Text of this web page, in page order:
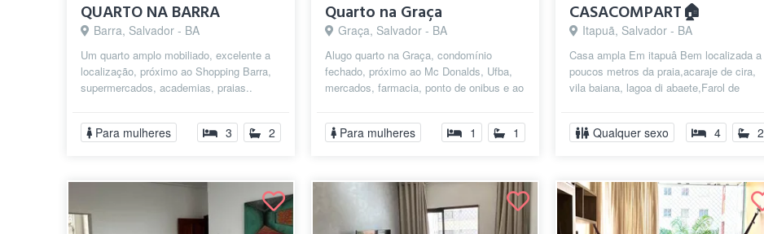
QUARTO NA BARRA
Barra, Salvador - BA
Um quarto amplo mobiliado, excelente a
localização, próximo ao Shopping Barra,
supermercados, academias, praias..
Para mulheres 3 2
Quarto na Graça
Graça, Salvador - BA
Alugo quarto na Graça, condomínio
fechado, próximo ao Mc Donalds, Ufba,
mercados, farmacia, ponto de onibus e ao
Para mulheres 1 1
CASACOMPART🏠
Itapuã, Salvador - BA
Casa ampla Em itapuâ Bem localizada a
poucos metros da praia,acaraje de cira,
vila baiana, lagoa di abaete,Farol de
Qualquer sexo 4 2